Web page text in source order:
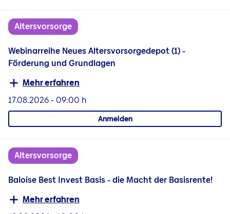
Altersvorsorge
Webinarreihe Neues Altersvorsorgedepot (1) -
Förderung und Grundlagen
Mehr erfahren
17.08.2026- 09:00 h
Anmelden
Altersvorsorge
Baloise Best Invest Basis - die Macht der Basisrente!
Mehr erfahren